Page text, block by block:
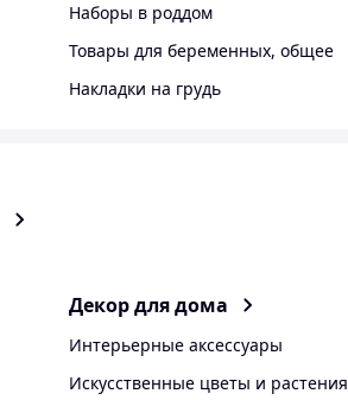
Наборы в роддом
Товары для беременных, общее
Накладки на грудь
Декор для дома
Интерьерные аксессуары
Искусственные цветы и растения